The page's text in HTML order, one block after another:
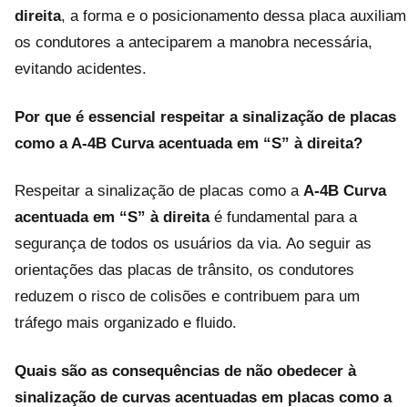
direita, a forma e o posicionamento dessa placa auxiliam
os condutores a anteciparem a manobra necessária,
evitando acidentes.
Por que é essencial respeitar a sinalização de placas
como aA-4B Curva acentuada em “S” à direita?
Respeitar a sinalização de placas como a A-4B Curva
acentuada em “S” à direitaé fundamental para a
segurança de todos os usuários da via. Ao seguir as
orientações das placas de trânsito, os condutores
reduzem o risco de colisões e contribuem para um
tráfego mais organizado e fluido.
Quais são as consequências de não obedecer à
sinalização de curvas acentuadas em placas como a